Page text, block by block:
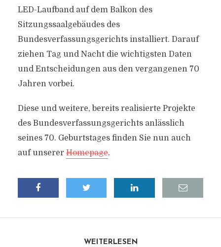
LED-Laufband auf dem Balkon des
Sitzungssaalgebäudes des
Bundesverfassungsgerichts installiert. Darauf
ziehen Tag und Nacht die wichtigsten Daten
und Entscheidungen aus den vergangenen 70
Jahren vorbei.
Diese und weitere, bereits realisierte Projekte
des Bundesverfassungsgerichts anlässlich
seines 70. Geburtstages finden Sie nun auch
auf unsererHomepage.
WEITERLESEN